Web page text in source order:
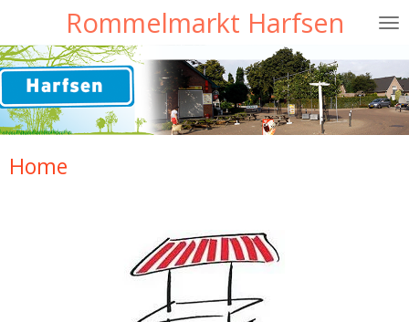
naar
hoofdinhoud
Rommelmarkt Harfsen
Home